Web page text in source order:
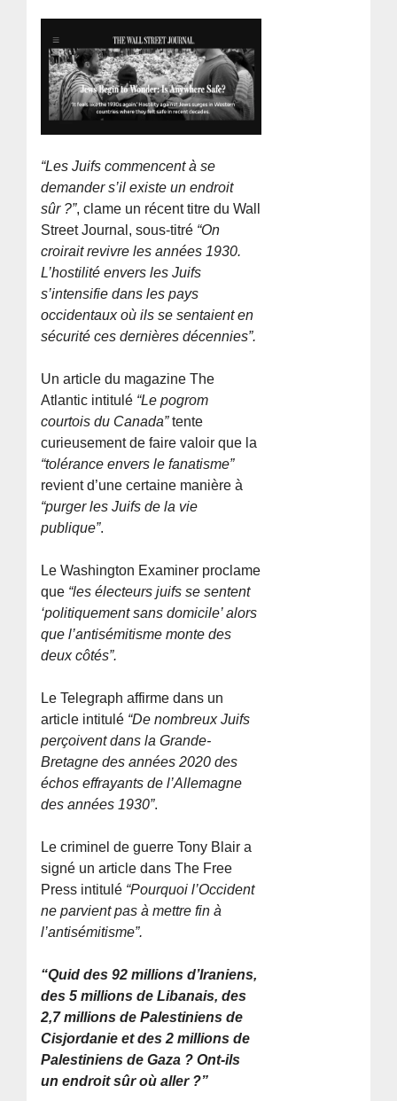
“Les Juifs commencent à se
demander s’il existe un endroit
sûr ?”, clame un récent titre du Wall
Street Journal, sous-titré “On
croirait revivre les années 1930.
L’hostilité envers les Juifs
s’intensifie dans les pays
occidentaux où ils se sentaient en
sécurité ces dernières décennies”.
Un article du magazine The
Atlantic intitulé “Le pogrom
courtois du Canada”tente
curieusement de faire valoir que la
“tolérance envers le fanatisme”
revient d’une certaine manière à
“purger les Juifs de la vie
publique”.
Le Washington Examiner proclame
que “les électeurs juifs se sentent
‘politiquement sans domicile’ alors
que l’antisémitisme monte des
deux côtés”.
Le Telegraph affirme dans un
article intitulé “De nombreux Juifs
perçoivent dans la Grande-
Bretagne des années 2020 des
échos effrayants de l’Allemagne
des années 1930”.
Le criminel de guerre Tony Blair a
signé un article dans The Free
Press intitulé “Pourquoi l’Occident
ne parvient pas à mettre fin à
l’antisémitisme”.
“Quid des 92 millions d’Iraniens,
des 5 millions de Libanais, des
2,7 millions de Palestiniens de
Cisjordanie et des 2 millions de
Palestiniens de Gaza ? Ont-ils
un endroit sûr où aller ?”